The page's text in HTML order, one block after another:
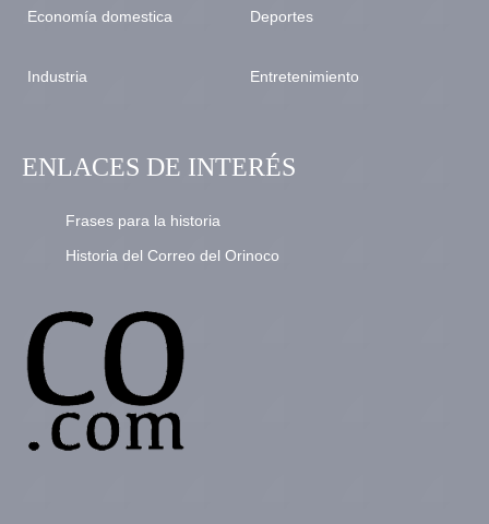
Economía domestica
Industria
Deportes
Entretenimiento
ENLACES DE INTERÉS
Frases para la historia
Historia del Correo del Orinoco